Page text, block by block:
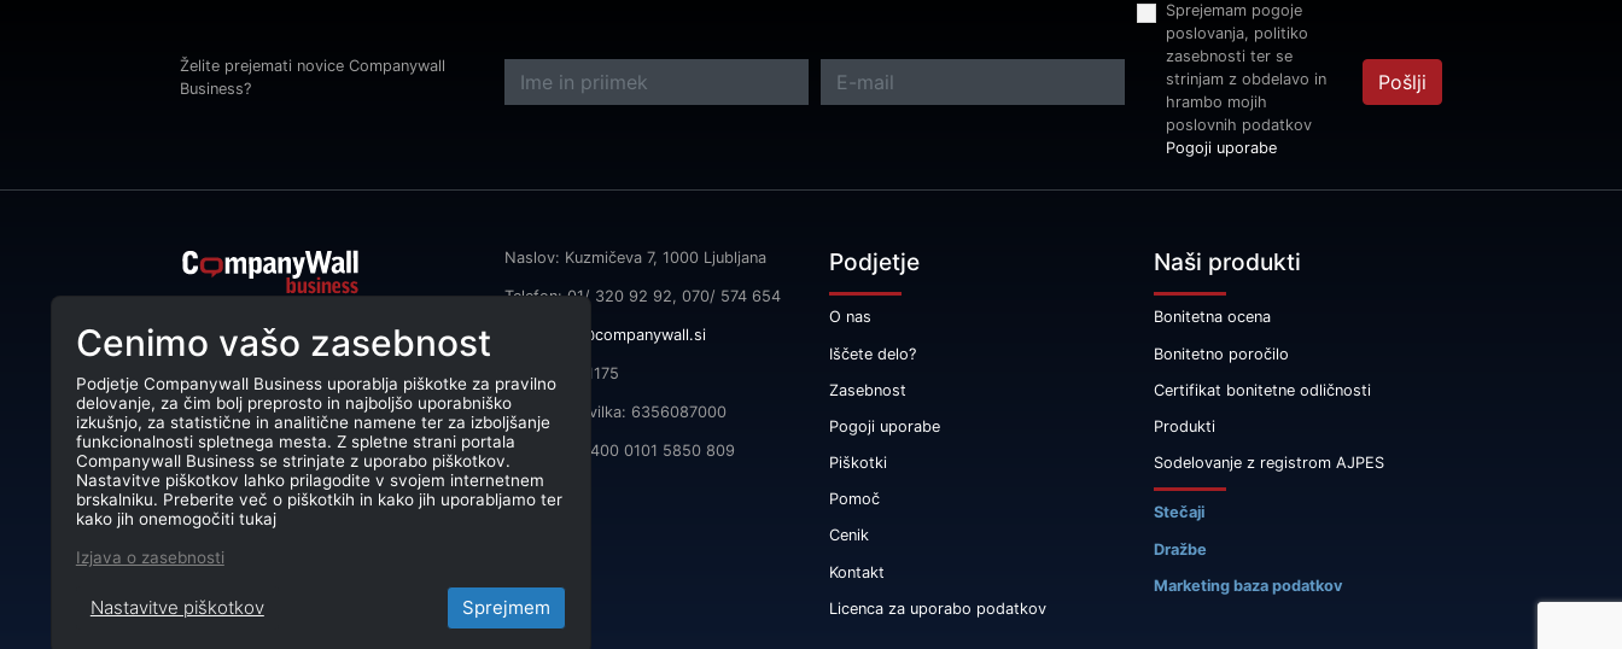
Želite prejemati novice Companywall
Business?
Sprejemam pogoje
poslovanja, politiko
zasebnosti ter se
strinjam z obdelavo in
hrambo mojih
poslovnih podatkov
Pogoji uporabe
Pošlji
podjetjem pomaga izboljšati
poslovanje z iskanjem in povezovanjem
strank.
CompanyWall Business © 2026
Naslov: Kuzmičeva 7, 1000 Ljubljana
Telefon: 01/ 320 92 92, 070/ 574 654
info@companywall.si
DŠ: SI55591175
Matična številka: 6356087000
TRR: SI56 3400 0101 5850 809
Podjetje
O nas
Iščete delo?
Zasebnost
Pogoji uporabe
Piškotki
Pomoč
Cenik
Kontakt
Licenca za uporabo podatkov
Naši produkti
Bonitetna ocena
Bonitetno poročilo
Certifikat bonitetne odličnosti
Produkti
Sodelovanje z registrom AJPES
Stečaji
Dražbe
Marketing baza podatkov
Cenimo vašo zasebnost
Podjetje Companywall Business uporablja piškotke za pravilno
delovanje, za čim bolj preprosto in najboljšo uporabniško
izkušnjo, za statistične in analitične namene ter za izboljšanje
funkcionalnosti spletnega mesta. Z spletne strani portala
Companywall Business se strinjate z uporabo piškotkov.
Nastavitve piškotkov lahko prilagodite v svojem internetnem
brskalniku. Preberite več o piškotkih in kako jih uporabljamo ter
kako jih onemogočiti tukaj
Izjava o zasebnosti
Nastavitve piškotkov Sprejmem